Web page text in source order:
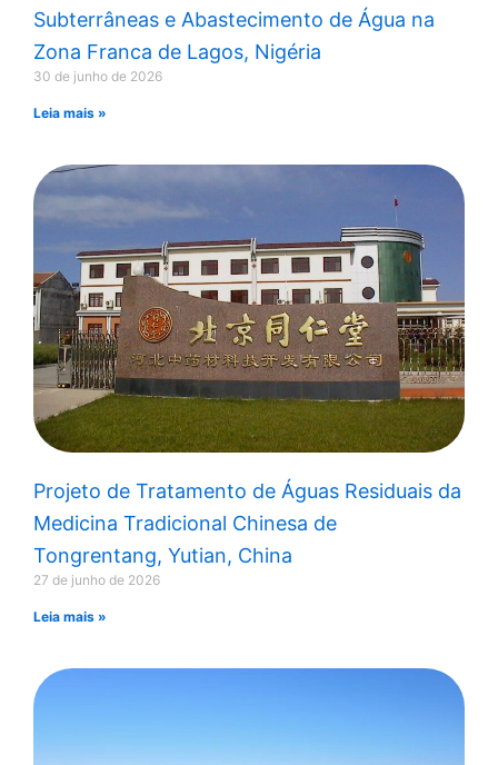
Subterrâneas e Abastecimento de Água na
Zona Franca de Lagos, Nigéria
30 de junho de 2026
Leia mais »
Projeto de Tratamento de Águas Residuais da
Medicina Tradicional Chinesa de
Tongrentang, Yutian, China
27 de junho de 2026
Leia mais »